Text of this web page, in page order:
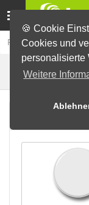
🍪 Cookie
Cookies und
personalisierte
Weitere
Buttons erstellen